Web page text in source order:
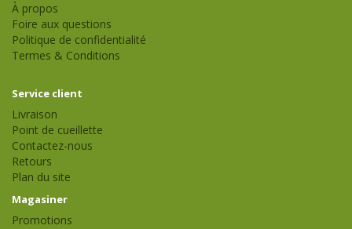
À propos
Foire aux questions
Politique de confidentialité
Termes & Conditions
Service client
Livraison
Point de cueillette
Contactez-nous
Retours
Plan du site
Magasiner
Promotions